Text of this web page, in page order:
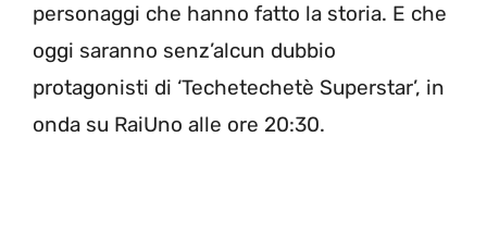
personaggi che hanno fatto la storia. E che
oggi saranno senz’alcun dubbio
protagonisti di ‘Techetechetè Superstar’, in
onda su RaiUno alle ore 20:30.